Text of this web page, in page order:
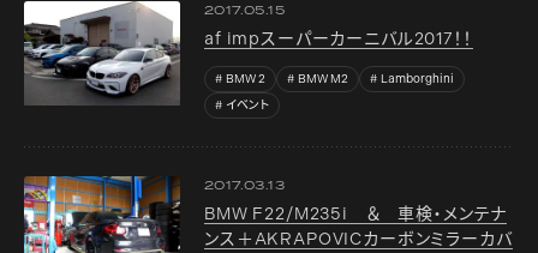
2017.05.15
af impスーパーカーニバル2017！！
BMW 2 BMW M2
Lamborghini
イベント
2017.03.13
BMW F22/M235i ＆ 車検・メンテナ
ンス＋AKRAPOVICカーボンミラーカバ